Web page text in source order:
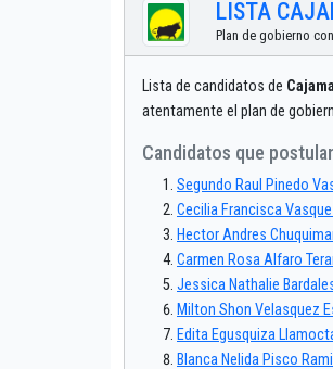
LISTA
Plan de gobierno
Lista de candidatos de
atentamente el plan de
Candidatos que
Segundo Raul Pinedo
Cecilia Francisca
Hector Andres
Carmen Rosa Alfaro
Jessica Nathalie
Milton Shon Velasquez
Edita Egusquiza
Blanca Nelida Pisco